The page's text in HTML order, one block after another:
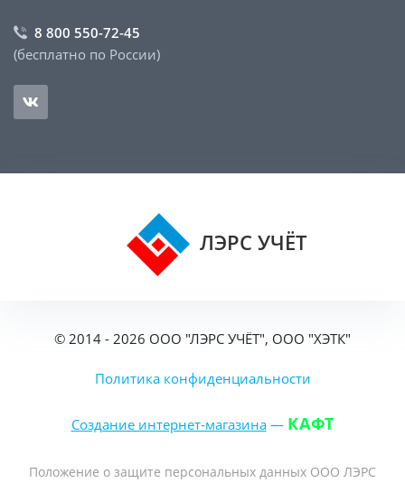
8 800 550-72-45
(бесплатно по России)
ЛЭРС УЧЁТ
© 2014 - 2026 ООО "ЛЭРС УЧЁТ", ООО "ХЭТК"
Политика конфиденциальности
Создание интернет-магазина— КАФТ
Положение о защите персональных данных ООО ЛЭРС